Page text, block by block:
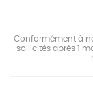
Conformément à
sollicités après 1